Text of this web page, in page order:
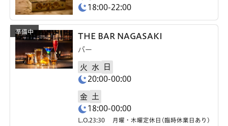
18:00-22:00
THE BAR NAGASAKI
バー
火 水
日
20:00-00:00
金
土
18:00-00:00
L.O.23:30 月曜・木曜定休日(臨時休業日あり)